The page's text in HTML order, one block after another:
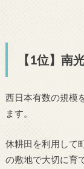
【1位】南
西日本有数の規模
ます。
休耕田を利用して
の敷地で大切に育